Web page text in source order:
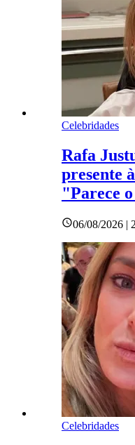
Celebridades
Rafa
presente
"Parece
06/08/2026 |
Celebridades